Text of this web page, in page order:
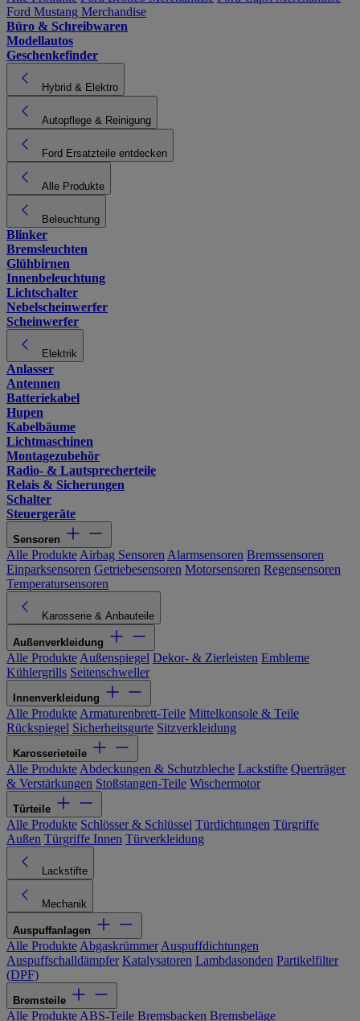
Ford Mustang Merchandise
Büro & Schreibwaren
Modellautos
Geschenkefinder
Hybrid & Elektro
Autopflege & Reinigung
Ford Ersatzteile entdecken
Alle Produkte
Beleuchtung
Blinker
Bremsleuchten
Glühbirnen
Innenbeleuchtung
Lichtschalter
Nebelscheinwerfer
Scheinwerfer
Elektrik
Anlasser
Antennen
Batteriekabel
Hupen
Kabelbäume
Lichtmaschinen
Montagezubehör
Radio- & Lautsprecherteile
Relais & Sicherungen
Schalter
Steuergeräte
Sensoren
Alle Produkte Airbag Sensoren Alarmsensoren Bremssensoren
Einparksensoren Getriebesensoren Motorsensoren Regensensoren
Temperatursensoren
Karosserie & Anbauteile
Außenverkleidung
Alle Produkte Außenspiegel Dekor- & Zierleisten Embleme
Kühlergrills Seitenschweller
Innenverkleidung
Alle Produkte Armaturenbrett-Teile Mittelkonsole & Teile
Rückspiegel Sicherheitsgurte Sitzverkleidung
Karosserieteile
Alle Produkte Abdeckungen & Schutzbleche Lackstifte Querträger
& Verstärkungen Stoßstangen-Teile Wischermotor
Türteile
Alle Produkte Schlösser & Schlüssel Türdichtungen Türgriffe
Außen Türgriffe Innen Türverkleidung
Lackstifte
Mechanik
Auspuffanlagen
Alle Produkte Abgaskrümmer Auspuffdichtungen
Auspuffschalldämpfer Katalysatoren Lambdasonden Partikelfilter
(DPF)
Bremsteile
Alle Produkte ABS-Teile Bremsbacken Bremsbeläge